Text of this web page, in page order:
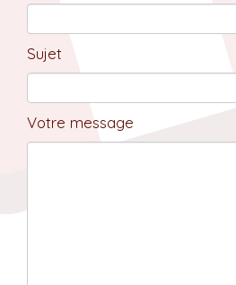
Sujet
Votre message